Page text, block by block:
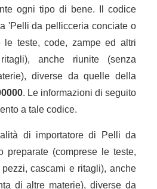
ogni tipo di bene. Il codice
'Pelli da pellicceria conciate o
le teste, code, zampe ed altri
anche riunite (senza
diverse da quelle della
. Le informazioni di seguito
a tale codice.
di importatore di Pelli da
preparate (comprese le teste,
cascami e ritagli), anche
di altre materie), diverse da